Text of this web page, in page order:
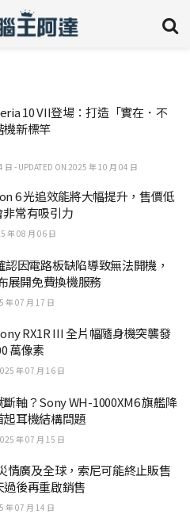
10 VII登場：打造「實在．不
機新標竿
- UPDATED ON 2025 年 10 月 04 日
6 光追效能將大幅提升，售價低
非常有吸引力
年 08 月 06 日
認因電路板缺陷導致無法開機，
展開免費換機服務
年 07 月 17 日
RX1R III 全片幅隨身機突襲發
萬像素
年 07 月 16 日
軸？Sony WH-1000XM6 旗艦降
耳機結構問題
年 07 月 15 日
情廣及全球，索尼可能終止販售
後再重啟銷售
年 07 月 14 日